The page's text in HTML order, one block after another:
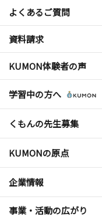
よくあるご質問
資料請求
KUMON体験者の声
学習中の方へ
くもんの先生募集
KUMONの原点
企業情報
事業・活動の広がり